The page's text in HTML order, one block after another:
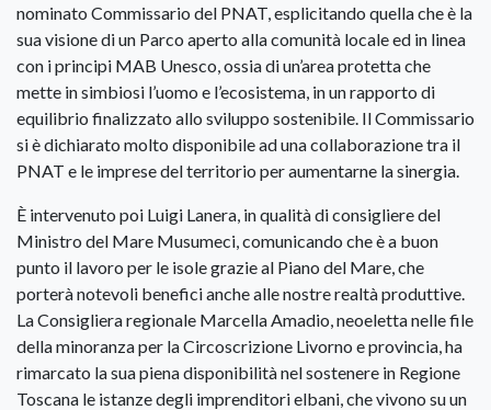
nominato Commissario del PNAT, esplicitando quella che è la
sua visione di un Parco aperto alla comunità locale ed in linea
con i principi MAB Unesco, ossia di un’area protetta che
mette in simbiosi l’uomo e l’ecosistema, in un rapporto di
equilibrio finalizzato allo sviluppo sostenibile. Il Commissario
si è dichiarato molto disponibile ad una collaborazione tra il
PNAT e le imprese del territorio per aumentarne la sinergia.
È intervenuto poi Luigi Lanera, in qualità di consigliere del
Ministro del Mare Musumeci, comunicando che è a buon
punto il lavoro per le isole grazie al Piano del Mare, che
porterà notevoli benefici anche alle nostre realtà produttive.
La Consigliera regionale Marcella Amadio, neoeletta nelle file
della minoranza per la Circoscrizione Livorno e provincia, ha
rimarcato la sua piena disponibilità nel sostenere in Regione
Toscana le istanze degli imprenditori elbani, che vivono su un